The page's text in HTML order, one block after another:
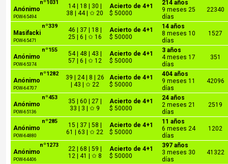
nº1031
Anónimo
POW-65494
14 | 18 | 30 |
38 | 44 | ✩ 20
Acierto de 4+1
$ 50000
214 años
9 meses 25
días
22340
nº339
Masifacki
POW-65471
46 | 37 | 18 |
25 | 6 | ✩ 16
Acierto de 4+1
$ 50000
14 años
8 meses 10
días
1527
nº155
Anónimo
POW-65374
54 | 48 | 43 |
57 | 6 | ✩ 12
Acierto de 4+1
$ 50000
3 años
4 meses 17
días
351
nº1282
Anónimo
POW-64707
39 | 24 | 8 | 26
| 43 | ✩ 22
Acierto de 4+1
$ 50000
404 años
9 meses 11
días
42096
nº453
Anónimo
POW-65136
35 | 60 | 27 |
33 | 3 | ✩ 9
Acierto de 4+1
$ 50000
24 años
2 meses 21
días
2519
nº285
Anónimo
POW-64880
15 | 37 | 58 |
61 | 63 | ✩ 22
Acierto de 4+1
$ 50000
11 años
6 meses 24
días
1202
nº1273
Anónimo
POW-64406
22 | 68 | 59 |
12 | 41 | ✩ 8
Acierto de 4+1
$ 50000
397 años
3 meses 30
días
41322